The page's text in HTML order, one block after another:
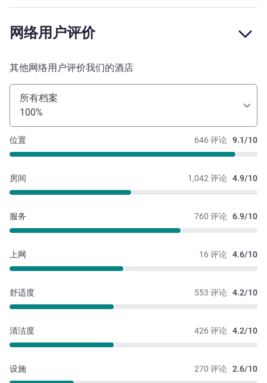
网络用户评价
其他网络用户评价我们的酒店
所有档案
100%
646 评论 9.1/10
位置
1,042 评论 4.9/10
房间
760 评论 6.9/10
服务
16 评论 4.6/10
上网
553 评论 4.2/10
舒适度
426 评论 4.2/10
清洁度
270 评论 2.6/10
设施